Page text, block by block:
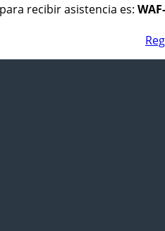
recibir asistencia es: